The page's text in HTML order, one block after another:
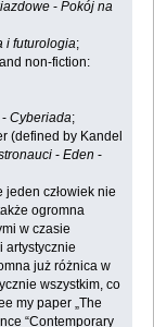
-Pokój na
i futurologia;‎
non-fiction:
-Cyberiada;‎
(defined by Kandel
- Eden -
człowiek nie
ogromna
w czasie
i artystycznie
już różnica w
wszystkim, co
my paper „The
‎‎“Contemporary